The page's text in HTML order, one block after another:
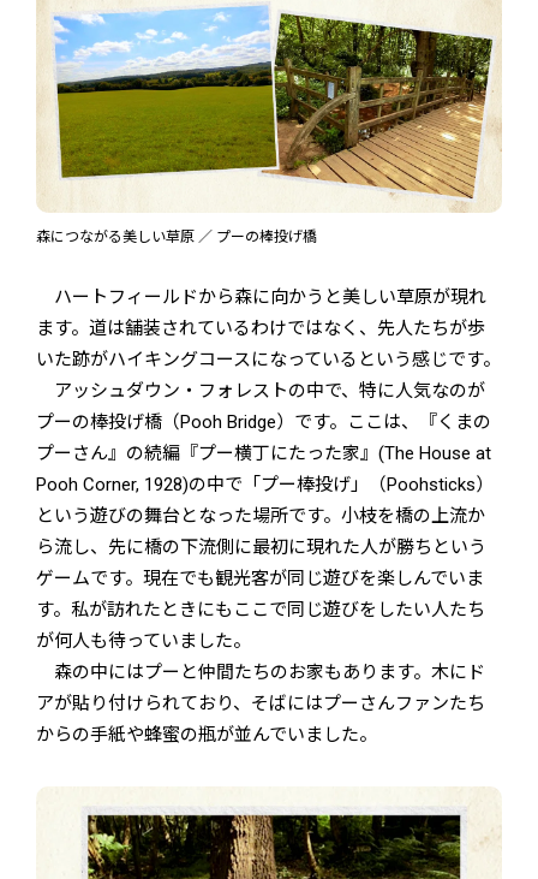
森につながる美しい草原 ／ プーの棒投げ橋
ハートフィールドから森に向かうと美しい草原が現れ
ます。道は舗装されているわけではなく、先人たちが歩
いた跡がハイキングコースになっているという感じです。
アッシュダウン・フォレストの中で、特に人気なのが
プーの棒投げ橋（Pooh Bridge）です。ここは、『くまの
プーさん』の続編『プー横丁にたった家』(The House at
Pooh Corner, 1928)の中で「プー棒投げ」（Poohsticks）
という遊びの舞台となった場所です。小枝を橋の上流か
ら流し、先に橋の下流側に最初に現れた人が勝ちという
ゲームです。現在でも観光客が同じ遊びを楽しんでいま
す。私が訪れたときにもここで同じ遊びをしたい人たち
が何人も待っていました。
森の中にはプーと仲間たちのお家もあります。木にド
アが貼り付けられており、そばにはプーさんファンたち
からの手紙や蜂蜜の瓶が並んでいました。